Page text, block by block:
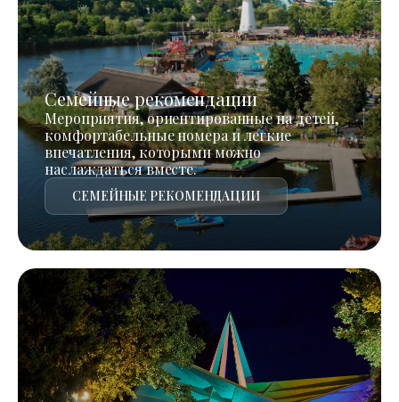
Семейные рекомендации
Мероприятия, ориентированные на детей,
комфортабельные номера и легкие
впечатления, которыми можно
наслаждаться вместе.
СЕМЕЙНЫЕ РЕКОМЕНДАЦИИ